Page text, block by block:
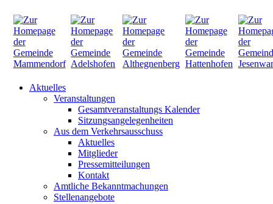
Aktuelles
Veranstaltungen
Gesamtveranstaltungs Kalender
Sitzungsangelegenheiten
Aus dem Verkehrsausschuss
Aktuelles
Mitglieder
Pressemitteilungen
Kontakt
Amtliche Bekanntmachungen
Stellenangebote